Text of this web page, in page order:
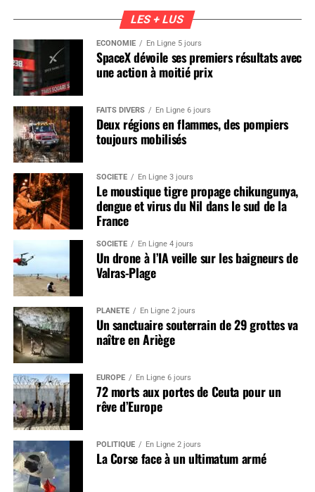
LES + LUS
ÉCONOMIE En Ligne 5 jours
SpaceX dévoile ses premiers résultats avec
une action à moitié prix
FAITS DIVERS En Ligne 6 jours
Deux régions en flammes, des pompiers
toujours mobilisés
SOCIÉTÉ En Ligne 3 jours
Le moustique tigre propage chikungunya,
dengue et virus du Nil dans le sud de la
France
SOCIÉTÉ En Ligne 4 jours
Un drone à l’IA veille sur les baigneurs de
Valras-Plage
PLANÈTE En Ligne 2 jours
Un sanctuaire souterrain de 29 grottes va
naître en Ariège
EUROPE En Ligne 6 jours
72 morts aux portes de Ceuta pour un
rêve d’Europe
POLITIQUE En Ligne 2 jours
La Corse face à un ultimatum armé